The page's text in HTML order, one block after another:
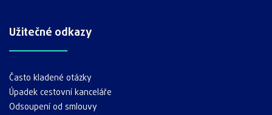
Užitečné odkazy
Často kladené otázky
Úpadek cestovní kanceláře
Odsoupení od smlouvy